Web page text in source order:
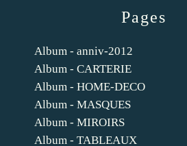
Pages
Album - anniv-2012
Album - CARTERIE
Album - HOME-DECO
Album - MASQUES
Album - MIROIRS
Album - TABLEAUX